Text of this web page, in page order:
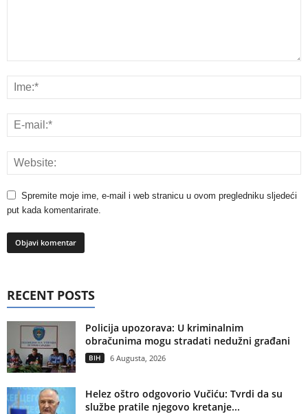
Spremite moje ime, e-mail i web stranicu u ovom pregledniku sljedeći
put kada komentarirate.
RECENT POSTS
Policija upozorava: U kriminalnim
obračunima mogu stradati nedužni građani
BIH 6 Augusta, 2026
Helez oštro odgovorio Vučiću: Tvrdi da su
službe pratile njegovo kretanje...